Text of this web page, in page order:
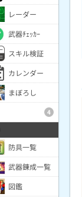
レーダー
武器ﾁｪｯｶｰ
スキル検証
カレンダー
まぼろし
4
防具一覧
武器錬成一覧
図鑑